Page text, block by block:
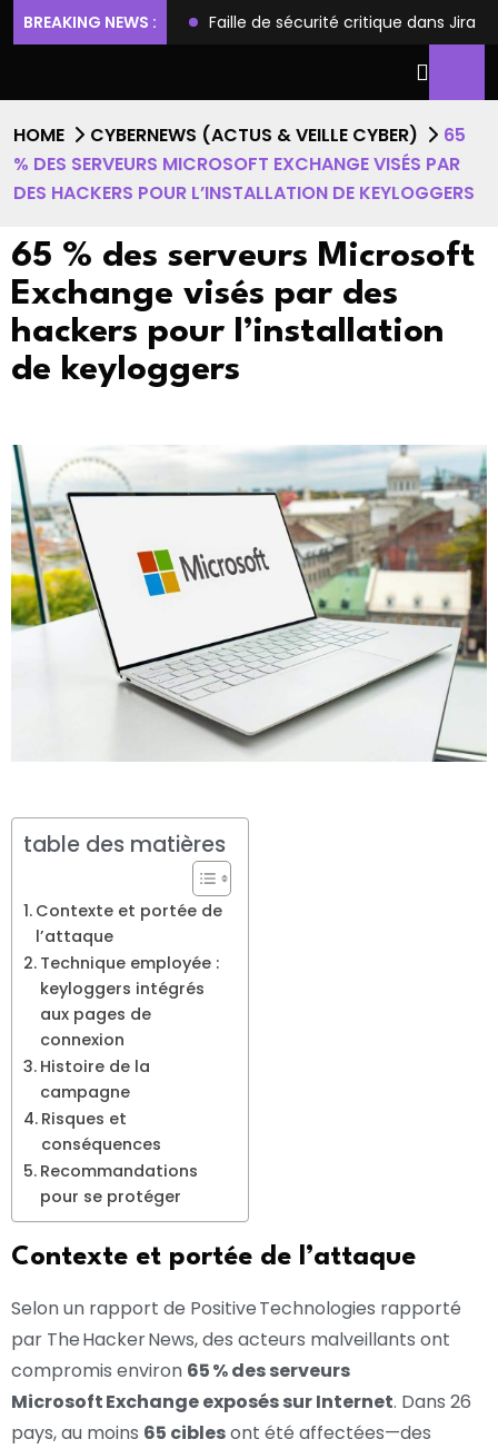
BREAKING NEWS :
l’accès root Faille de sécurité critique dans Jira
HOME CYBERNEWS (ACTUS & VEILLE CYBER)
65
% DES SERVEURS MICROSOFT EXCHANGE VISÉS PAR
DES HACKERS POUR L’INSTALLATION DE KEYLOGGERS
65 % des serveurs Microsoft
Exchange visés par des
hackers pour l’installation
de keyloggers
table des matières
Contexte et portée de
l’attaque
Technique employée :
keyloggers intégrés
aux pages de
connexion
Histoire de la
campagne
Risques et
conséquences
Recommandations
pour se protéger
Contexte et portée de l’attaque
Selon un rapport de Positive Technologies rapporté
par The Hacker News, des acteurs malveillants ont
compromis environ 65 % des serveurs
Microsoft Exchange exposés sur Internet. Dans 26
pays, au moins 65 ciblesont été affectées—des